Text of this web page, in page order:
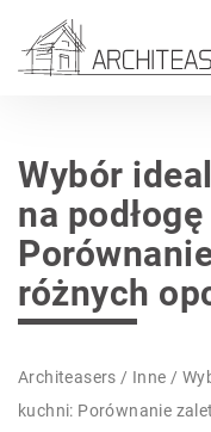
Wybór
na
różnych
Architeasers / Inne /
kuchni: Porównanie